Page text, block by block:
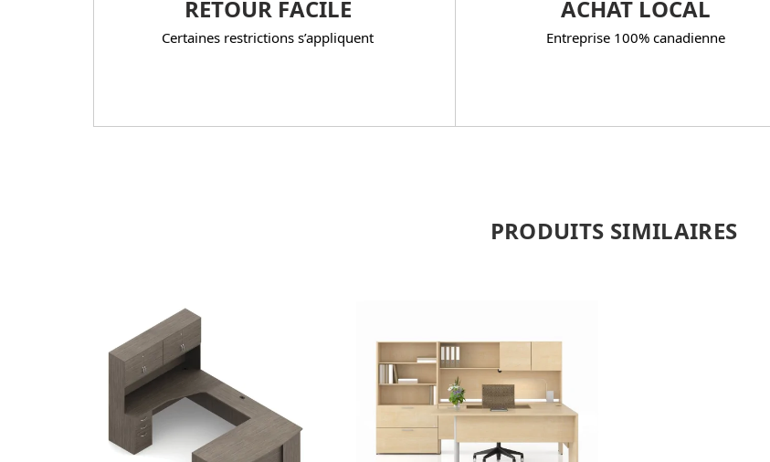
RETOUR FACILE
Certaines restrictions s’appliquent
ACHAT LOCAL
Entreprise 100% canadienne
PRODUITS SIMILAIRES